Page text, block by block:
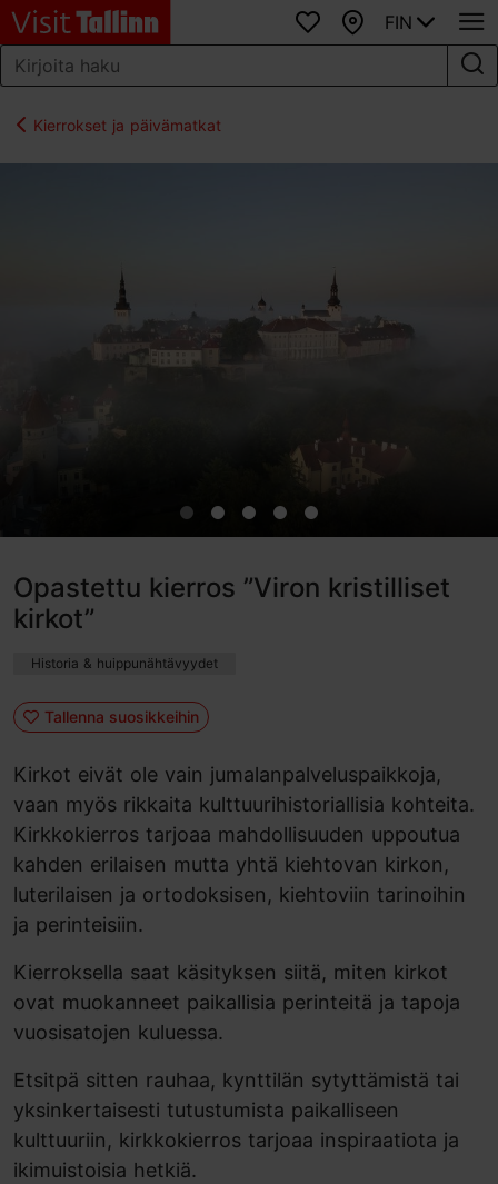
SuosikitKartta
FIN
Kierrokset ja päivämatkat
Opastettu kierros ”Viron kristilliset
kirkot”
Historia & huippunähtävyydet
Tallenna suosikkeihin
Kirkot eivät ole vain jumalanpalveluspaikkoja,
vaan myös rikkaita kulttuurihistoriallisia kohteita.
Kirkkokierros tarjoaa mahdollisuuden uppoutua
kahden erilaisen mutta yhtä kiehtovan kirkon,
luterilaisen ja ortodoksisen, kiehtoviin tarinoihin
ja perinteisiin.
Kierroksella saat käsityksen siitä, miten kirkot
ovat muokanneet paikallisia perinteitä ja tapoja
vuosisatojen kuluessa.
Etsitpä sitten rauhaa, kynttilän sytyttämistä tai
yksinkertaisesti tutustumista paikalliseen
kulttuuriin, kirkkokierros tarjoaa inspiraatiota ja
ikimuistoisia hetkiä.